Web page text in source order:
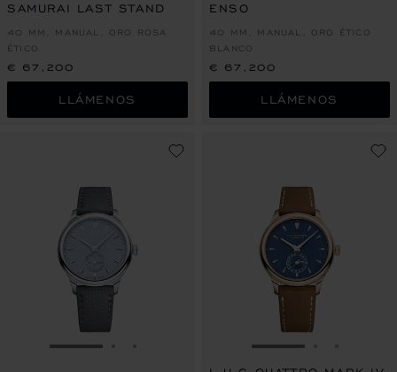
SAMURAI LAST STAND
40 MM, MANUAL, ORO ROSA
ÉTICO
€ 67,200
LLÁMENOS
ENSO
40 MM, MANUAL, ORO ÉTICO
BLANCO
€ 67,200
LLÁMENOS
IR A LA DIAPOSITIVA 1
IR A LA DIAPOSITIVA 2
IR A LA DIAPOSITIVA 3
IR A LA